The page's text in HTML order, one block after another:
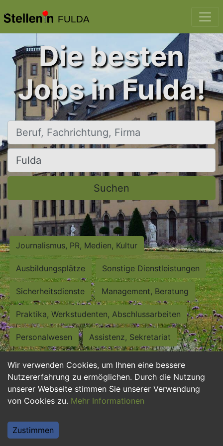
FULDA
Wir verwenden Cookies, um Ihnen eine bessere
Nutzererfahrung zu ermöglichen. Durch die Nutzung
unserer Webseite stimmen Sie unserer Verwendung
von Cookies zu. Mehr Informationen
Zustimmen
Die besten
Jobs in Fulda!
Beruf, Fachrichtung, Firma
Ort, Stadt
Suchen
Journalismus, PR, Medien, Kultur
Ausbildungsplätze Sonstige Dienstleistungen
Sicherheitsdienste Management, Beratung
Praktika, Werkstudenten, Abschlussarbeiten
Personalwesen Assistenz, Sekretariat
Hilfskräfte, Aushilfs- und Nebenjobs
Einkauf, Logistik, Materialwirtschaft
Weiterbildung, Studium, duale Ausbildung
Tourismus